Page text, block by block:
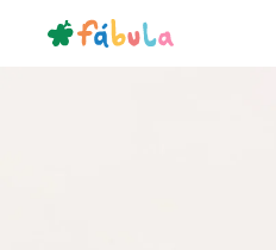
bazar meninas